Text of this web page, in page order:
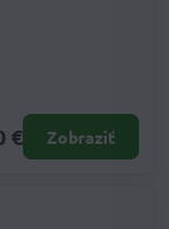
€ Zobraziť